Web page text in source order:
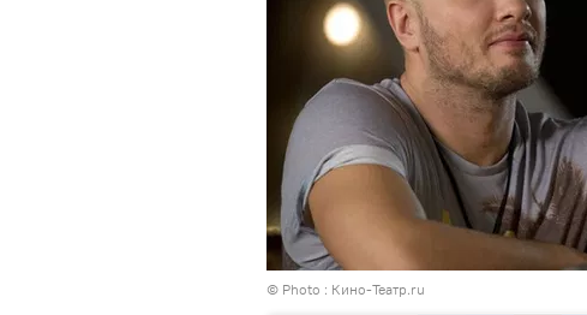
© Photo : Кино-Театр.ru